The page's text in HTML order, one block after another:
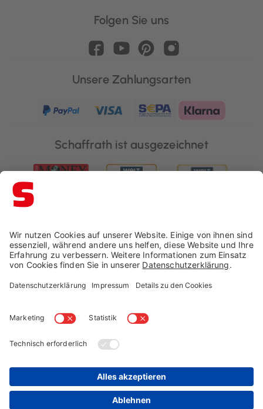
Folgen Sie uns
Unsere Zahlungsarten
Schaffrath ist ausgezeichnet